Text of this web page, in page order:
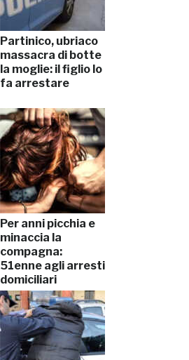
Partinico, ubriaco
massacra di botte
la moglie: il figlio lo
fa arrestare
Per anni picchia e
minaccia la
compagna:
51enne agli arresti
domiciliari